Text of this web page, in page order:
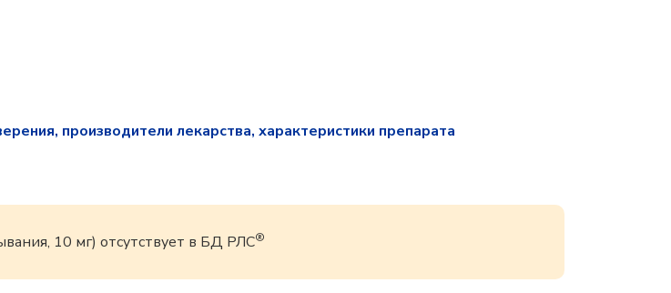
производители лекарства, характеристики препарата
10 мг) отсутствует в БД РЛС®